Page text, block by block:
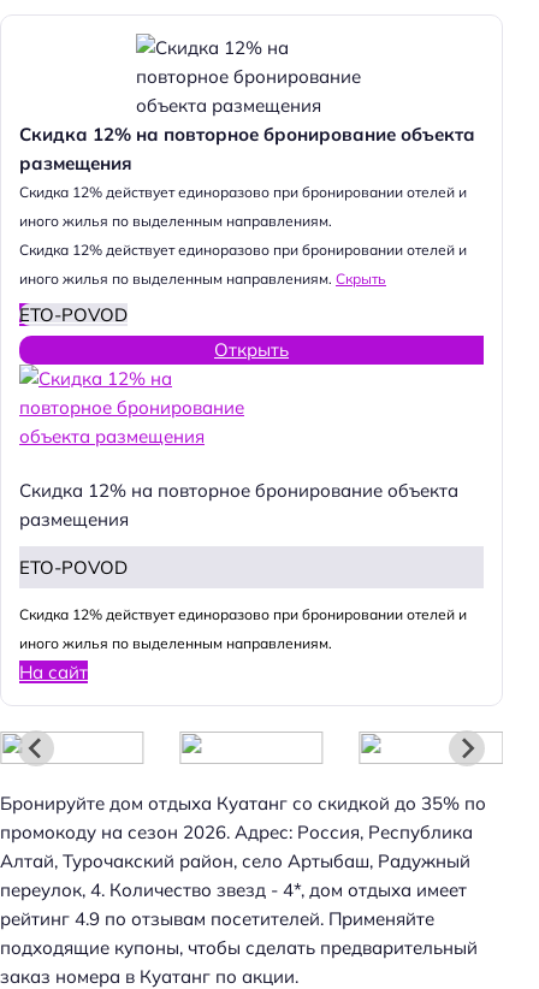
Скидка 12% на повторное бронирование объекта
размещения
Cкидка 12% действует единоразово при бронировании отелей и
иного жилья по выделенным направлениям.
Cкидка 12% действует единоразово при бронировании отелей и
иного жилья по выделенным направлениям. Скрыть
ETO-POVOD
Открыть
Скидка 12% на повторное бронирование объекта
размещения
ETO-POVOD
Cкидка 12% действует единоразово при бронировании отелей и
иного жилья по выделенным направлениям.
На сайт
Бронируйте дом отдыха Куатанг со скидкой до 35% по
промокоду на сезон 2026. Адрес: Россия, Республика
Алтай, Турочакский район, село Артыбаш, Радужный
переулок, 4. Количество звезд - 4*, дом отдыха имеет
рейтинг 4.9 по отзывам посетителей. Применяйте
подходящие купоны, чтобы сделать предварительный
заказ номера в Куатанг по акции.